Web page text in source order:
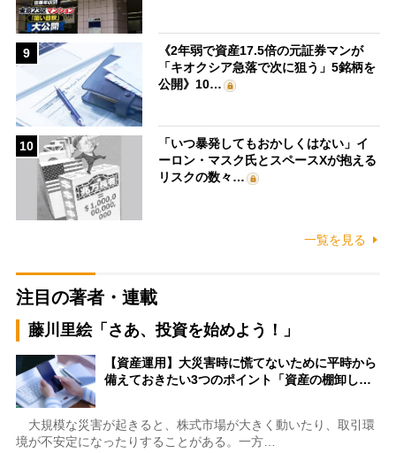
9
《2年弱で資産17.5倍の元証券マンが
「キオクシア急落で次に狙う」5銘柄を
公開》10…
10
「いつ暴発してもおかしくはない」イ
ーロン・マスク氏とスペースXが抱える
リスクの数々…
一覧を見る
注目の著者・連載
藤川里絵「さあ、投資を始めよう！」
【資産運用】大災害時に慌てないために平時から
備えておきたい3つのポイント「資産の棚卸し…
大規模な災害が起きると、株式市場が大きく動いたり、取引環
境が不安定になったりすることがある。一方…